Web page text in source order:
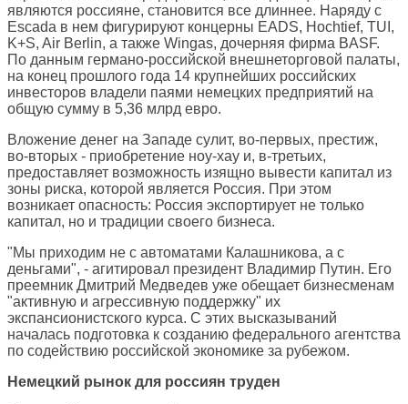
являются россияне, становится все длиннее. Наряду с
Escada в нем фигурируют концерны EADS, Hochtief, TUI,
K+S, Air Berlin, а также Wingas, дочерняя фирма BASF.
По данным германо-российской внешнеторговой палаты,
на конец прошлого года 14 крупнейших российских
инвесторов владели паями немецких предприятий на
общую сумму в 5,36 млрд евро.
Вложение денег на Западе сулит, во-первых, престиж,
во-вторых - приобретение ноу-хау и, в-третьих,
предоставляет возможность изящно вывести капитал из
зоны риска, которой является Россия. При этом
возникает опасность: Россия экспортирует не только
капитал, но и традиции своего бизнеса.
"Мы приходим не с автоматами Калашникова, а с
деньгами", - агитировал президент Владимир Путин. Его
преемник Дмитрий Медведев уже обещает бизнесменам
"активную и агрессивную поддержку" их
экспансионистского курса. С этих высказываний
началась подготовка к созданию федерального агентства
по содействию российской экономике за рубежом.
Немецкий рынок для россиян труден